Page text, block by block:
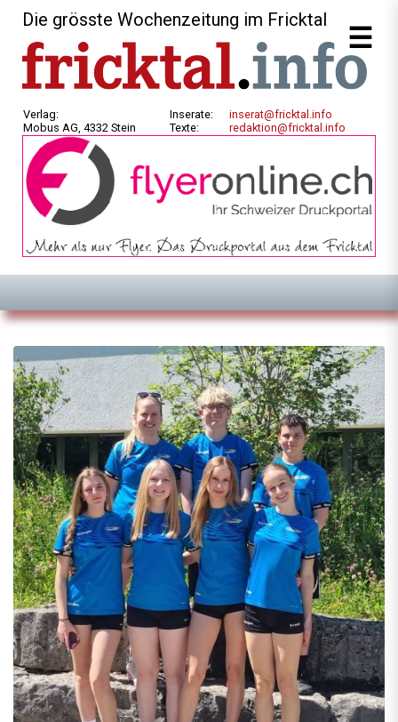
Die grösste Wochenzeitung im Fricktal
Verlag:
Mobus AG, 4332 Stein
Inserate:
Texte:
inserat@fricktal.info
redaktion@fricktal.info